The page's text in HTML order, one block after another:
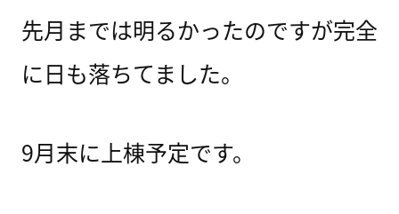
先月までは明るかったのですが完全
に日も落ちてました。
9月末に上棟予定です。